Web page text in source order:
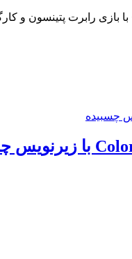
بازی رابرت پتینسون و